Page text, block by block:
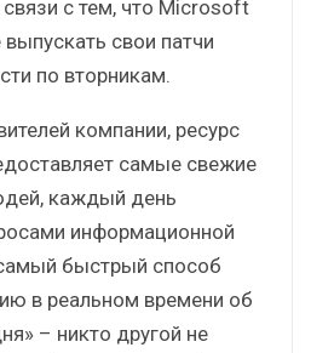
с тем, что Microsoft
свои патчи
по вторникам.
компании, ресурс
самые свежие
каждый день
информационной
быстрый способ
в реальном времени об
– никто другой не